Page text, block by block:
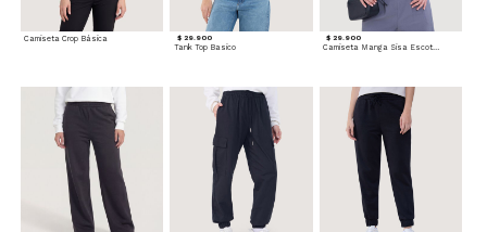
Camiseta Crop Básica $ 29.900
Tank Top Basico
$ 29.900
Camiseta Manga Sisa Escotada